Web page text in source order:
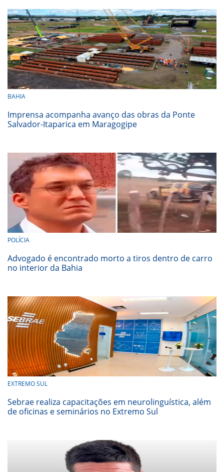
BAHIA
Imprensa acompanha avanço das obras da Ponte
Salvador-Itaparica em Maragogipe
POLÍCIA
Advogado é encontrado morto a tiros dentro de carro
no interior da Bahia
EXTREMO SUL
Sebrae realiza capacitações em neurolinguística, além
de oficinas e seminários no Extremo Sul